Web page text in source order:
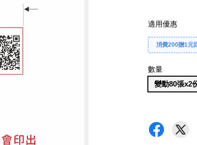
適用優惠
消費200贈1元
數量
變動80張x2